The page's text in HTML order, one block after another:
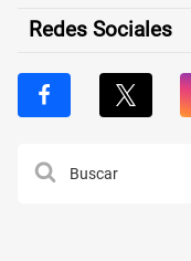
Redes Sociales